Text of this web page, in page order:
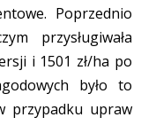
Poprzednio
przysługiwała
i 1501 zł/ha po
było to
przypadku upraw